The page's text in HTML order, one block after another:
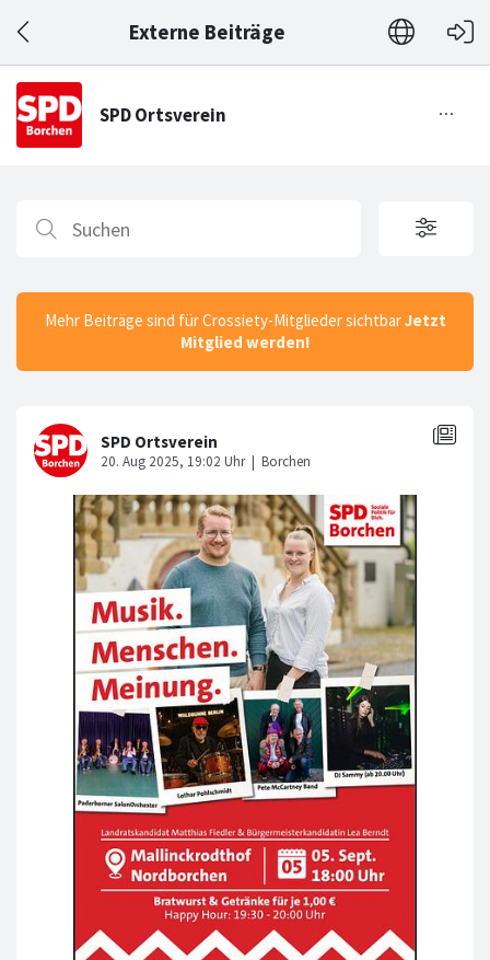
Externe Beiträge
Mehr Beiträge sind für Crossiety-Mitglieder sichtbarJetzt
Mitglied werden!